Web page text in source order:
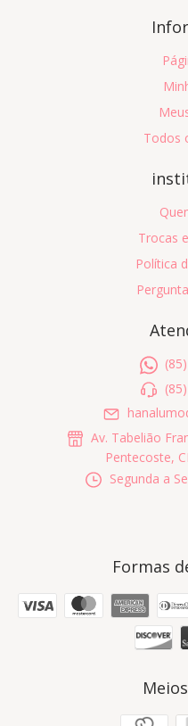
Todos
Trocas
Política
Av. Tabelião
Pentecoste,
Segunda a
Formas